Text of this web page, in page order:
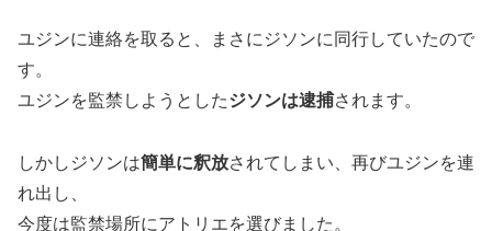
ユジンに連絡を取ると、まさにジソンに同行していたので
す。
ユジンを監禁しようとしたジソンは逮捕されます。
しかしジソンは簡単に釈放されてしまい、再びユジンを連
れ出し、
今度は監禁場所にアトリエを選びました。